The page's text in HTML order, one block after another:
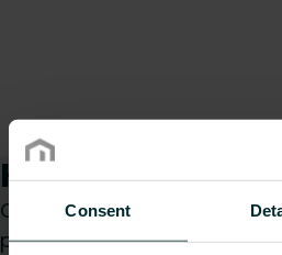
Consent
Kuidas saame
Olenemata sellest, kas olete
paigaldaja, arhitekt,